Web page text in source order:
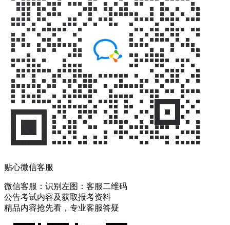
贴心微信客服
微信客服： 识别左图：客服二维码
公告考试内容及获取报考资料
精品内容抢先看，专业客服答疑